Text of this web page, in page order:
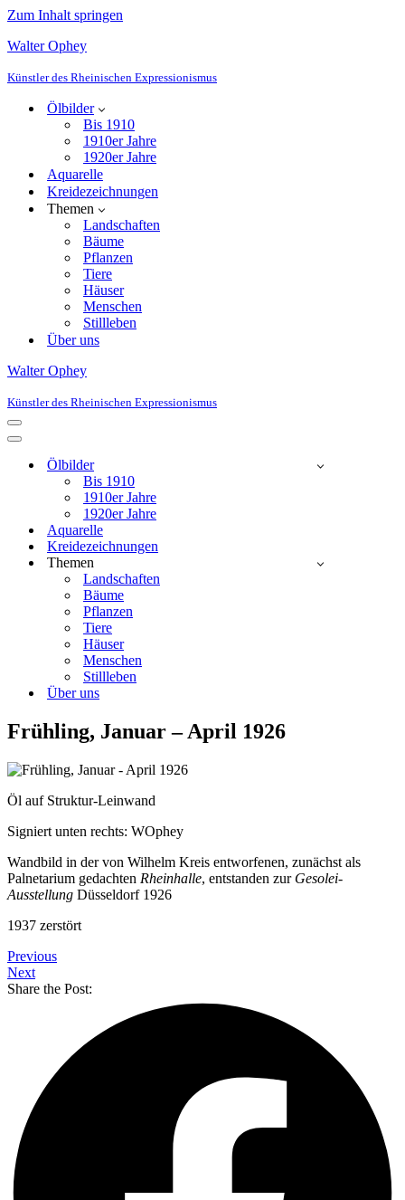
Zum Inhalt springen
Walter Ophey
Künstler des Rheinischen Expressionismus
Ölbilder
Bis 1910
1910er Jahre
1920er Jahre
Aquarelle
Kreidezeichnungen
Themen
Landschaften
Bäume
Pflanzen
Tiere
Häuser
Menschen
Stillleben
Über uns
Walter Ophey
Künstler des Rheinischen Expressionismus
Navigationsmenü
Navigationsmenü
Ölbilder
Bis 1910
1910er Jahre
1920er Jahre
Aquarelle
Kreidezeichnungen
Themen
Landschaften
Bäume
Pflanzen
Tiere
Häuser
Menschen
Stillleben
Über uns
Frühling, Januar – April 1926
Öl auf Struktur-Leinwand
Signiert unten rechts: WOphey
Wandbild in der von Wilhelm Kreis entworfenen, zunächst als
Palnetarium gedachten Rheinhalle, entstanden zur Gesolei-
Ausstellung Düsseldorf 1926
1937 zerstört
Previous
Next
Share the Post: